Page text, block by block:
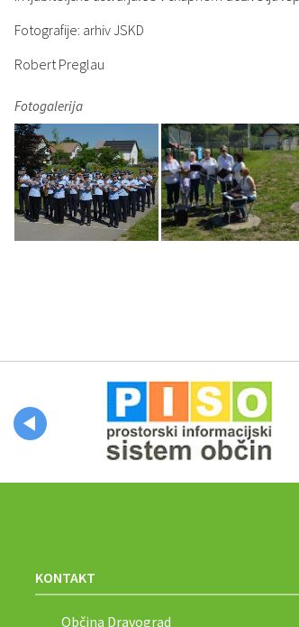
Fotografije: arhiv JSKD
Robert Preglau
Fotogalerija
KONTAKT
Občina Dravograd
Uradne ure
Celostna prometna strategija
Lokalni program za mladino 2023 – 2028
Občinski predpisi